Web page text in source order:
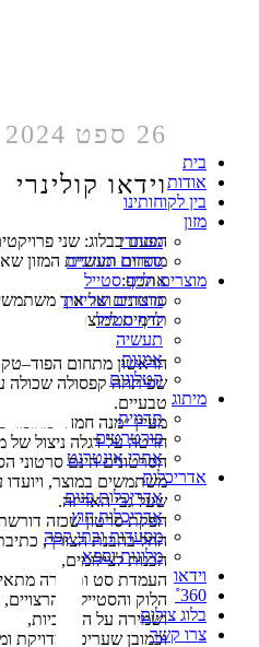
בית
אודות
בין לקוחותינו
מזון
מסחרי
ספרים ומגזינים
מוצרים ולייף סטייל
מוצרים ואריזות
לייף סטייל
תעשיה
אמנות
קטלוגים
מיתוג
תדמית
פורטרטים
אתרי אינטרנט
אדריכלות
אדריכלות פנים
אדריכלות חוץ
מסעדות ובתי קפה
מלונות וספא
וידאו
360˚
בלוג צילום
צרו קשר
26 ספט 2024
וידאו קולינרי
הפעם בבלוג: שני
מתחום תעשיית המזון
אתכם:
סרטונים של איך
תדמית למוצרים
הראשון מתחום הפוד–טק
שפיתחה קפסולה שכולה
טבעיים.
מעיין ״מנה חמה״
חרטה על דגלה ניצול של
הסרטונים הינם סרטוני
משתמשים במוצר,
שעל גבי האריזה.
הפקת סרטון שכזה
החל בהבנת הצורך,
הכנות לצילומים,
העמדת סט ותאורה
הלוק והסטיילינג הרצויים,
ושמירה על המשכיות,
וכמובן שעריכה מדויקת